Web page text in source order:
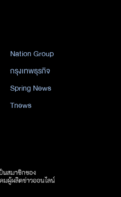
Nation Group
กรุงเทพธุรกิจ
Spring News
Tnews